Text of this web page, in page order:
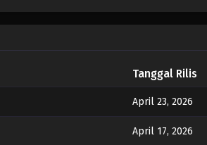
Tanggal Rilis
April 23, 2026
April 17, 2026